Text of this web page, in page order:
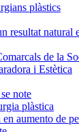
plàstics
resultat natural
de la
i Estètica
note
plàstica
aumento de